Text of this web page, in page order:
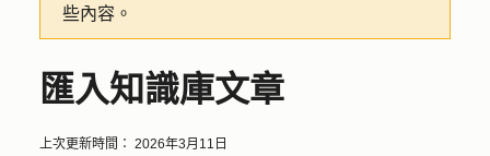
些內容。
匯入知識庫文章
上次更新時間： 2026年3月11日